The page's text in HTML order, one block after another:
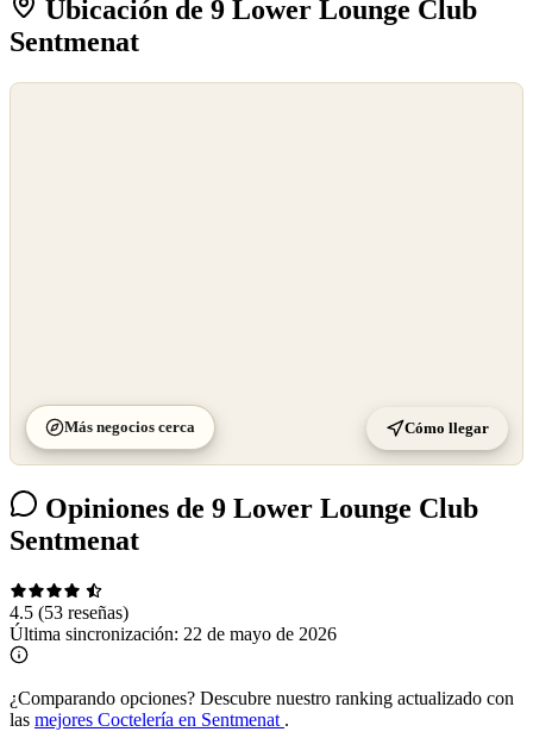
Ubicación de 9 Lower Lounge Club
Sentmenat
Más negocios cerca Cómo llegar
Opiniones de 9 Lower Lounge Club
Sentmenat
4.5 (53 reseñas)
Última sincronización: 22 de mayo de 2026
¿Comparando opciones? Descubre nuestro ranking actualizado con
las mejores Coctelería en Sentmenat .